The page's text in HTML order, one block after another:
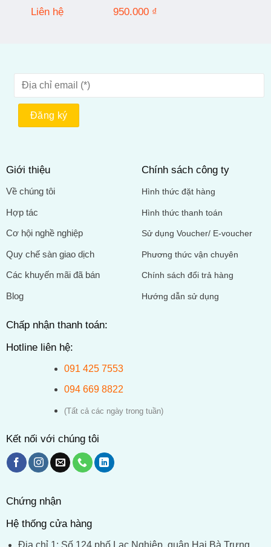
Liên hệ 950.000 ₫
Giới thiệu
Về chúng tôi
Hợp tác
Cơ hội nghề nghiệp
Quy chế sàn giao dịch
Các khuyến mãi đã bán
Blog
Chính sách công ty
Hình thức đặt hàng
Hình thức thanh toán
Sử dụng Voucher/ E-voucher
Phương thức vận chuyên
Chính sách đổi trả hàng
Hướng dẫn sử dụng
Chấp nhận thanh toán:
Hotline liên hệ:
091 425 7553
094 669 8822
(Tất cả các ngày trong tuần)
Kết nối với chúng tôi
Chứng nhận
Hệ thống cửa hàng